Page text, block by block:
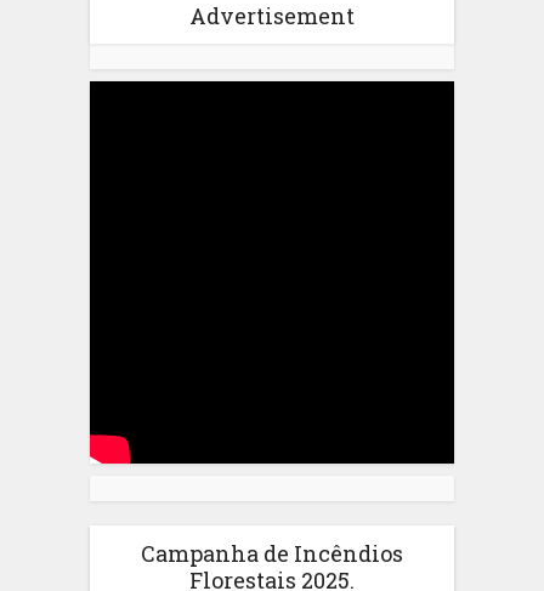
Advertisement
Campanha de Incêndios
Florestais 2025.